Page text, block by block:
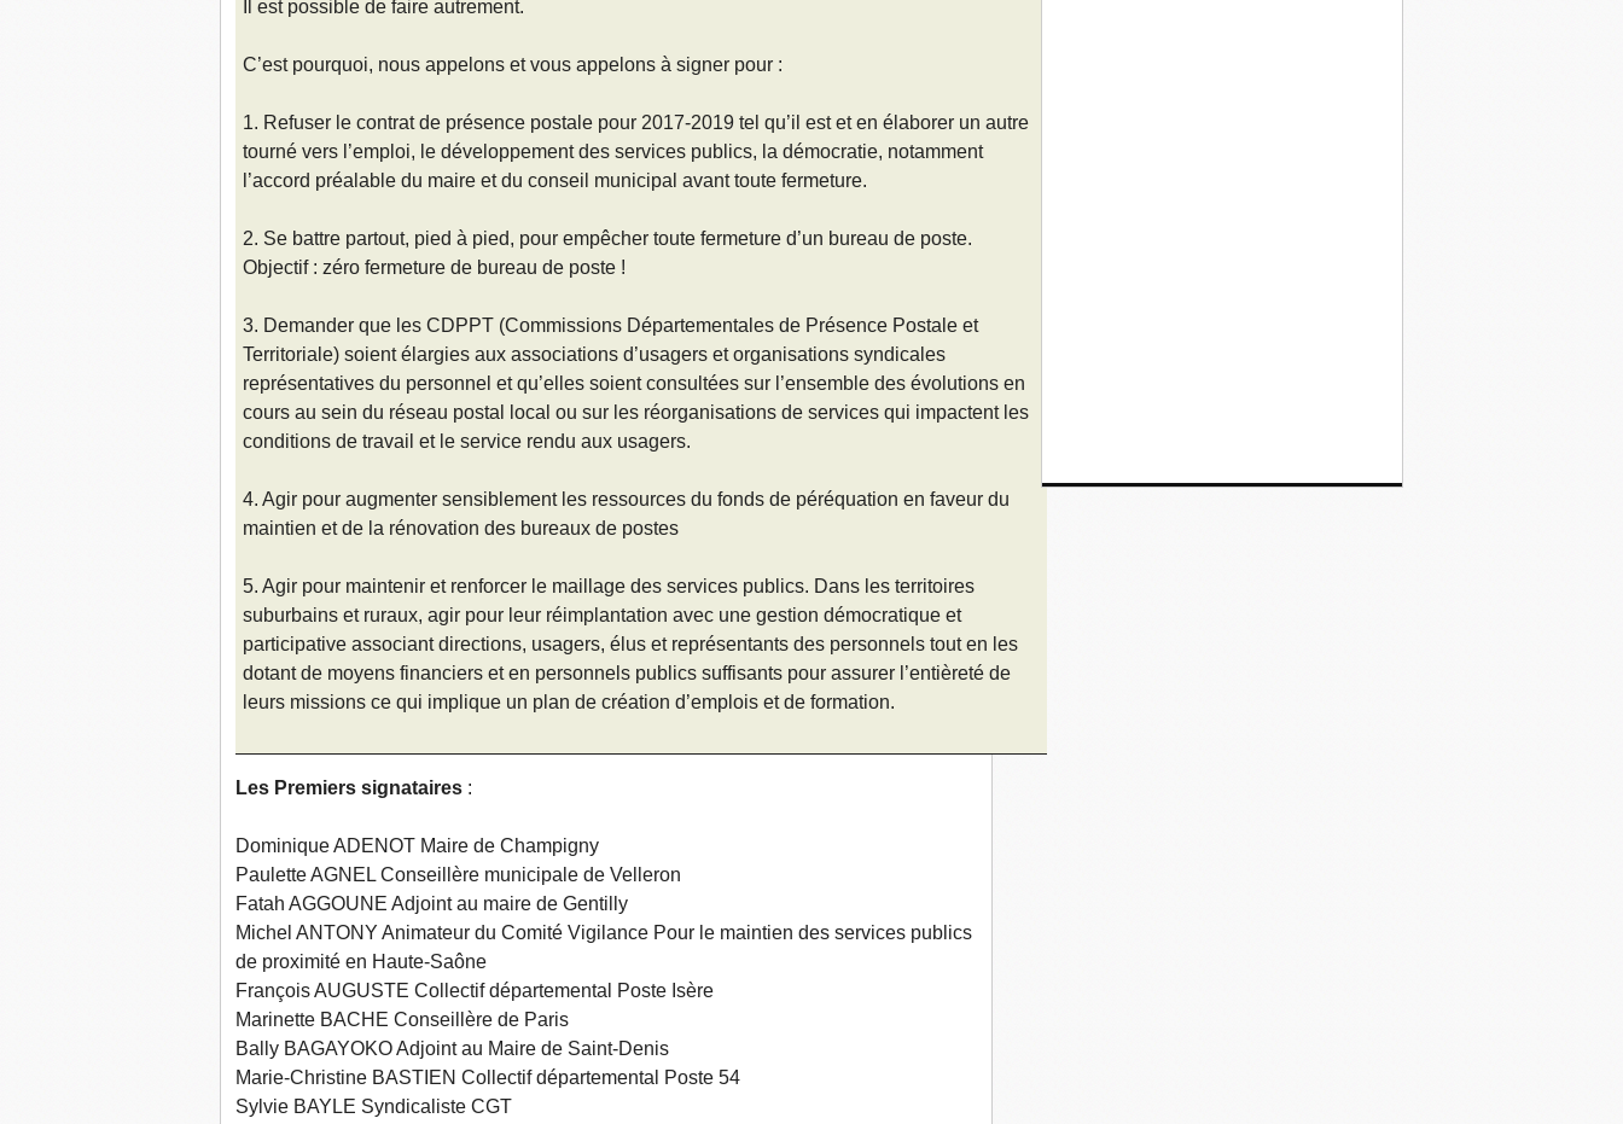
Il est possible de faire autrement.
C’est pourquoi, nous appelons et vous appelons à signer pour :
1. Refuser le contrat de présence postale pour 2017-2019 tel qu’il est et en élaborer un autre
tourné vers l’emploi, le développement des services publics, la démocratie, notamment
l’accord préalable du maire et du conseil municipal avant toute fermeture.
2. Se battre partout, pied à pied, pour empêcher toute fermeture d’un bureau de poste.
Objectif : zéro fermeture de bureau de poste !
3. Demander que les CDPPT (Commissions Départementales de Présence Postale et
Territoriale) soient élargies aux associations d’usagers et organisations syndicales
représentatives du personnel et qu’elles soient consultées sur l’ensemble des évolutions en
cours au sein du réseau postal local ou sur les réorganisations de services qui impactent les
conditions de travail et le service rendu aux usagers.
4. Agir pour augmenter sensiblement les ressources du fonds de péréquation en faveur du
maintien et de la rénovation des bureaux de postes
5. Agir pour maintenir et renforcer le maillage des services publics. Dans les territoires
suburbains et ruraux, agir pour leur réimplantation avec une gestion démocratique et
participative associant directions, usagers, élus et représentants des personnels tout en les
dotant de moyens financiers et en personnels publics suffisants pour assurer l’entièreté de
leurs missions ce qui implique un plan de création d’emplois et de formation.
Les Premiers signataires :
Dominique ADENOT Maire de Champigny
Paulette AGNEL Conseillère municipale de Velleron
Fatah AGGOUNE Adjoint au maire de Gentilly
Michel ANTONY Animateur du Comité Vigilance Pour le maintien des services publics
de proximité en Haute-Saône
François AUGUSTE Collectif départemental Poste Isère
Marinette BACHE Conseillère de Paris
Bally BAGAYOKO Adjoint au Maire de Saint-Denis
Marie-Christine BASTIEN Collectif départemental Poste 54
Sylvie BAYLE Syndicaliste CGT